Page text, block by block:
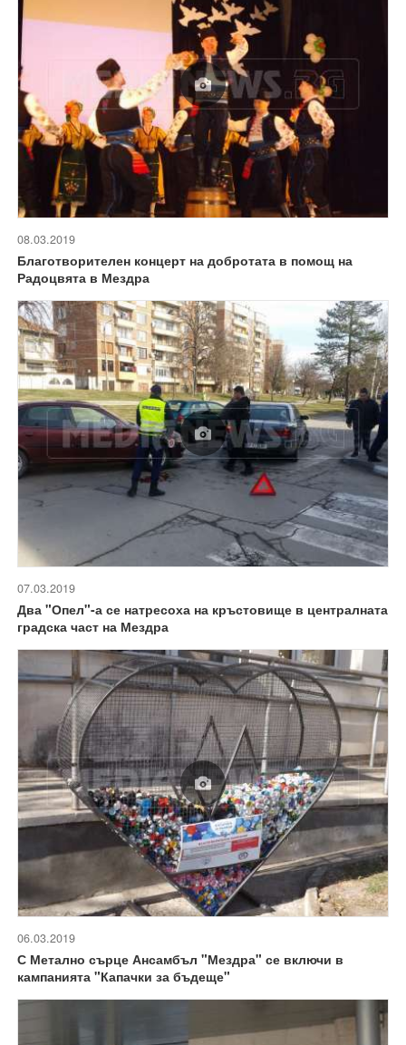
08.03.2019
Благотворителен концерт на добротата в помощ на
Радоцвята в Мездра
07.03.2019
Два "Опел"-а се натресоха на кръстовище в централната
градска част на Мездра
06.03.2019
С Метално сърце Ансамбъл "Мездра" се включи в
кампанията "Капачки за бъдеще"